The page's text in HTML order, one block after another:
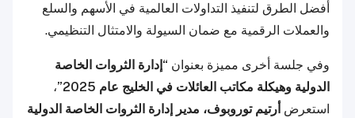
أفضل الطرق لتنفيذ التداولات العالمية في الأسهم والسلع
والعملات الرقمية مع ضمان السيولة والامتثال التنظيمي.
وفي جلسة أخرى مميزة بعنوان “إدارة الثروات الخاصة
الدولية وهيكلة مكاتب العائلات في الخليج عام 2025”
،
استعرض أرتيم توروبوف، مدير إدارة الثروات الخاصة الدولية